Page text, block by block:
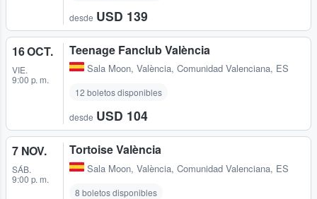
desde USD 139
16 OCT.
VIE.
9:00 p. m.
Teenage Fanclub València
Sala Moon, València, Comunidad Valenciana, ES
12 boletos disponibles
desde USD 104
7 NOV.
SÁB.
9:00 p. m.
Tortoise València
Sala Moon, València, Comunidad Valenciana, ES
8 boletos disponibles